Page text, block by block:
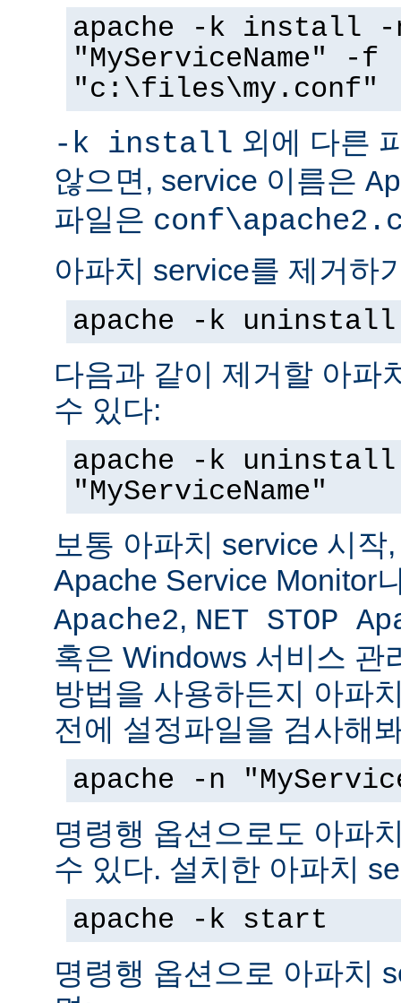
apache -k install -
"MyServiceName" -f
"c:\files\my.conf"
-k install 외에 다른
않으면, service 이름은
파일은
아파치 service를 제거하
apache -k uninstall
다음과 같이 제거할 아파
수 있다:
apache -k
"MyServiceName"
보통 아파치 service 시작
Apache Service Monitor
Apache2, NET STOP
혹은 Windows 서비스 관
방법을 사용하든지 아파
전에 설정파일을 검사해
apache -n
명령행 옵션으로도 아파
수 있다. 설치한 아파치
apache -k start
명령행 옵션으로 아파치